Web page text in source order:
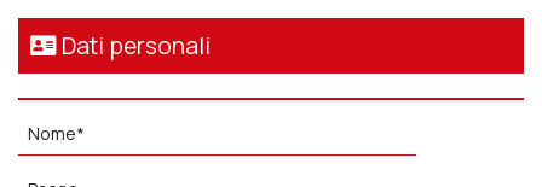
ALLOGGIO
RICHIESTA
Dati personali